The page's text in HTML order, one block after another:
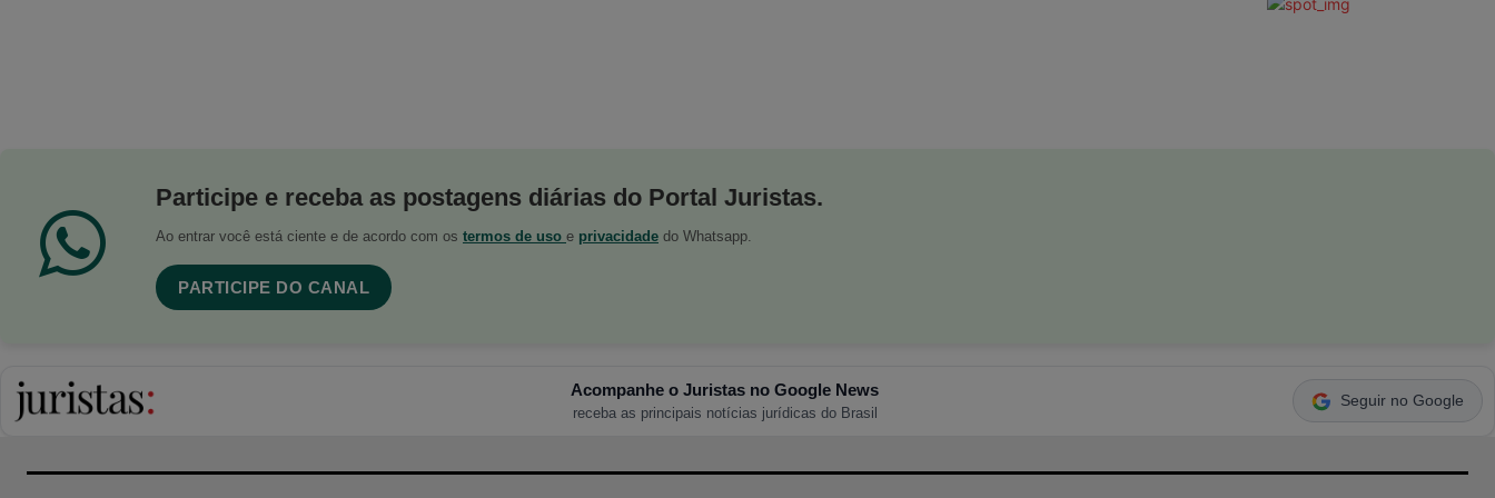
Participe e receba as postagens diárias do Portal Juristas.
Ao entrar você está ciente e de acordo com os termos de uso e privacidade do Whatsapp.
PARTICIPE DO CANAL
Acompanhe o Juristas no Google News
receba as principais notícias jurídicas do Brasil
Seguir no Google